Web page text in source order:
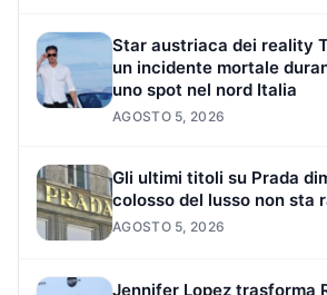
Star austriaca dei reality
un incidente mortale
uno spot nel nord Italia
AGOSTO 5, 2026
Gli ultimi titoli su Prada
colosso del lusso non sta
AGOSTO 5, 2026
Jennifer Lopez trasforma